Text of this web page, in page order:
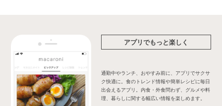
アプリでもっと楽しく
通勤中やランチ、おやすみ前に、アプリでサクサ
ク快適に。食のトレンド情報や簡単レシピに毎日
出会えるアプリ。内食・外食問わず、グルメや料
理、暮らしに関する幅広い情報を楽しめます。